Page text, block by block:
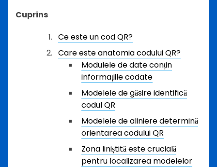
Cuprins
Ce este un cod QR?
Care este anatomia codului QR?
Modulele de date conțin
informațiile codate
Modelele de găsire identifică
codul QR
Modelele de aliniere determină
orientarea codului QR
Zona liniștită este crucială
pentru localizarea modelelor